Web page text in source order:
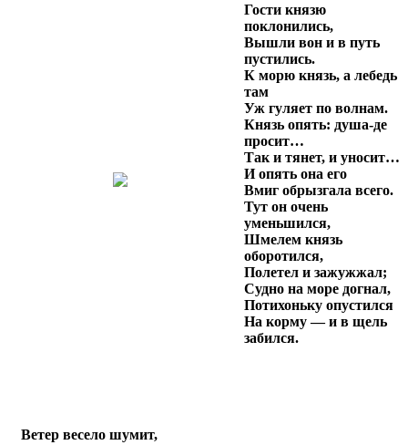
Гости князю
поклонились,
Вышли вон и в путь
пустились.
К морю князь, а лебедь
там
Уж гуляет по волнам.
Князь опять: душа-де
просит…
Так и тянет, и уносит…
И опять она его
Вмиг обрызгала всего.
Тут он очень
уменьшился,
Шмелем князь
оборотился,
Полетел и зажужжал;
Судно на море догнал,
Потихоньку опустился
На корму — и в щель
забился.
Ветер весело шумит,